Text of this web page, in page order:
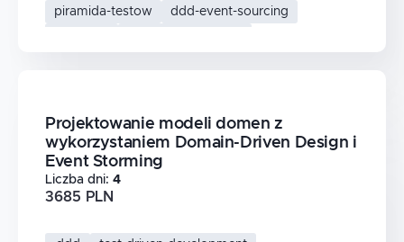
piramida-testow
ddd-event-sourcing
Projektowanie modeli domen z
wykorzystaniem Domain-Driven Design i
Event Storming
Liczba dni: 4
3685 PLN